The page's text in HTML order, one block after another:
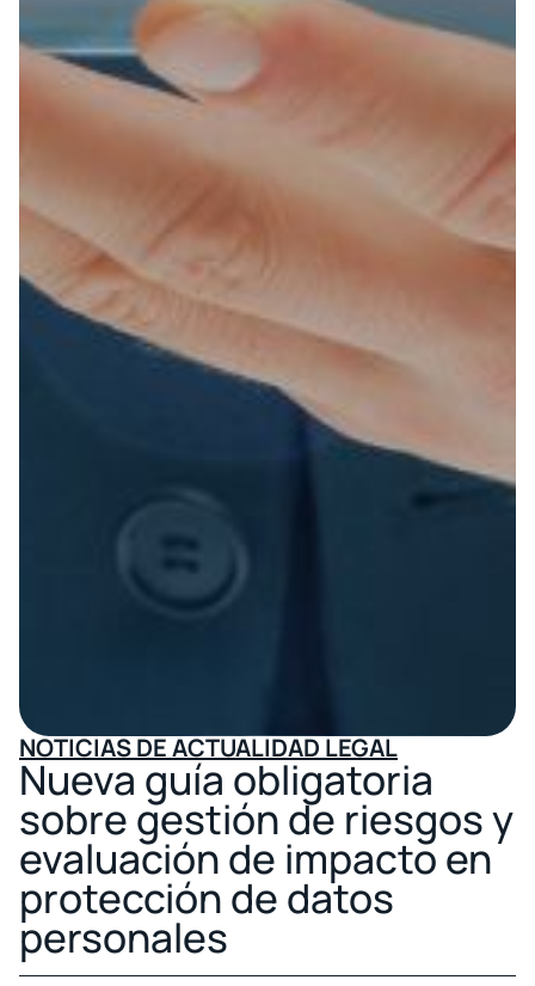
NOTICIAS DE ACTUALIDAD LEGAL
Nueva guía obligatoria
sobre gestión de riesgos y
evaluación de impacto en
protección de datos
personales